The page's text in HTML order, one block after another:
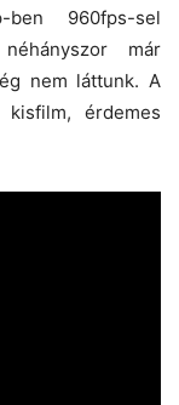
ben 960fps-sel
már
nem láttunk. A
érdemes